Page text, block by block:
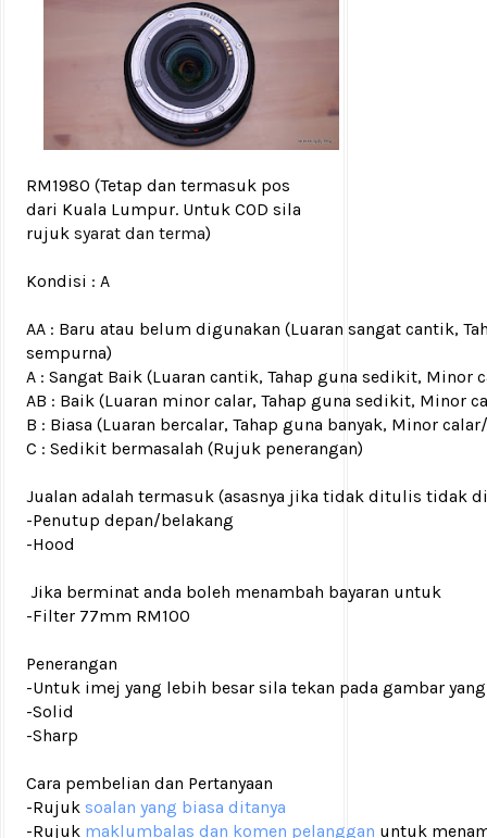
RM1980 (Tetap dan termasuk pos
dari Kuala Lumpur. Untuk COD sila
rujuk syarat dan terma)
Kondisi : A
AA : Baru atau belum digunakan (Luaran sangat cantik,
sempurna)
A : Sangat Baik (Luaran cantik, Tahap guna sedikit,
AB : Baik (Luaran minor calar, Tahap guna sedikit, Minor
B : Biasa (Luaran bercalar, Tahap guna banyak, Minor
C : Sedikit bermasalah (Rujuk penerangan)
Jualan adalah termasuk (asasnya jika tidak ditulis tidak
-Penutup depan/belakang
-Hood
Jika berminat anda boleh menambah bayaran untuk
-Filter 77mm RM100
Penerangan
-Untuk imej yang lebih besar sila tekan pada gambar
-Solid
-Sharp
Cara pembelian dan Pertanyaan
-Rujuk soalan yang biasa ditanya
-Rujuk maklumbalas dan komen pelanggan untuk